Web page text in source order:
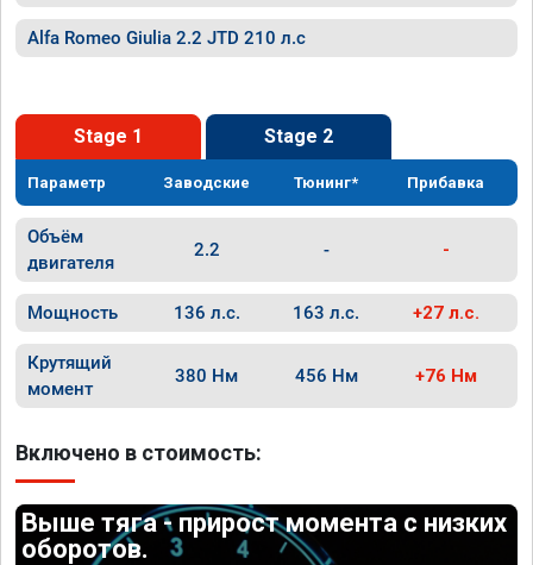
Alfa Romeo Giulia 2.2 JTD 210 л.с
Stage 1 Stage 2
Параметр Заводские Тюнинг* Прибавка
Объём
двигателя
2.2 - -
Мощность 136 л.с. 163 л.с. +27 л.с.
Крутящий
момент
380 Нм 456 Нм +76 Нм
Включено в стоимость:
Выше тяга - прирост момента с низких
оборотов.